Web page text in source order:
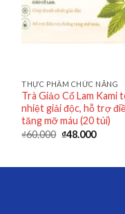
THỰC PHẨM CHỨC NĂNG
Trà Giảo Cổ Lam Kami
nhiệt giải độc, hỗ trợ
tăng mỡ máu (20 túi)
₫60.000 ₫48.000